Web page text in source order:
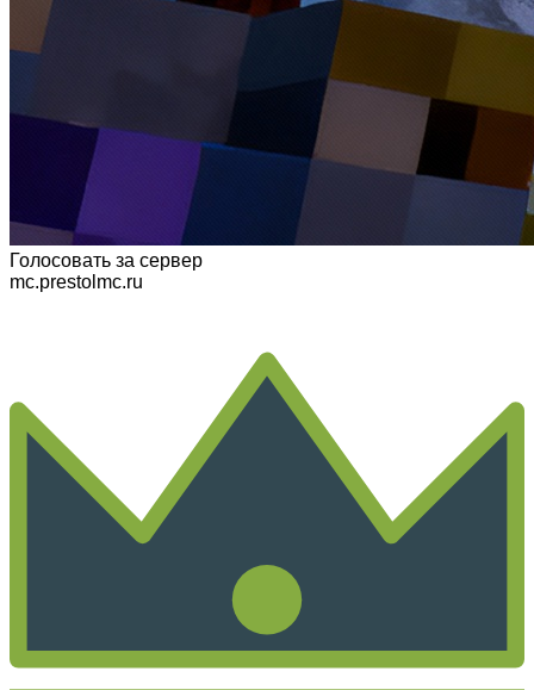
Голосовать за сервер
mc.prestolmc.ru